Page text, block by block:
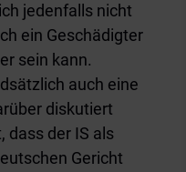
jedenfalls nicht
ein Geschädigter
sein kann.
auch eine
diskutiert
dass der IS als
Gericht